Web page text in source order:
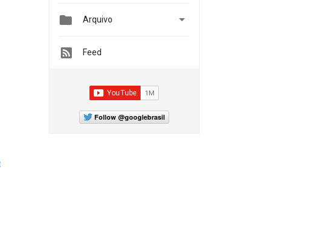
 Arquivo 
Feed
Follow @googlebrasil